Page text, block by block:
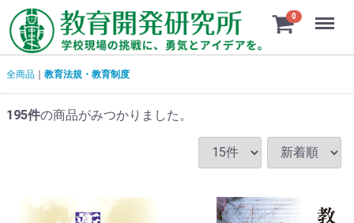
0 Menu
全商品 教育法規・教育制度
195件の商品がみつかりました。